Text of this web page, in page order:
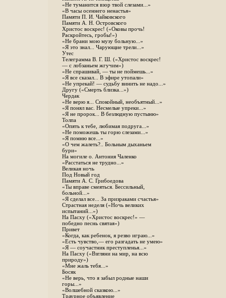
«Не туманится взор твой слезами...»
«В часы осеннего ненастья»
Памяти П. И. Чайковского
Памяти А. Н. Островского
Христос воскрес! («Оковы прочь!
Раскройтесь, гробы!»)
«Не брани мою музу больную...»
«Я это знал... Чарующие трели...»
Утес
Телеграмма В. Г. Ш. («Христос воскрес!
— с лобзаньем жгучим»)
«Не спрашивай, — ты не поймешь...»
«Я все сказал... В эфире утопали»
«Не упрекай! — судьбу винить не надо...»
Другу («Смерть близка...»)
Чердак
«Не верю я... Спокойный, необъятный...»
«Я понял вас. Несмелые упреки...»
«Я не пророк... В безлюдную пустыню»
Толпа
«Опять к тебе, любимая подруга...»
«Не поможешь ты горю слезами...»
«Я помню все...»
«О чем жалеть?.. Больным дыханьем
бури»
На могиле о. Антония Чаленко
«Расстаться не трудно...»
Великая ночь
Под Новый год
Памяти А. С. Грибоедова
«Ты вправе смеяться. Бессильный,
больной...»
«Я сделал все... За призраками счастья»
Страстная неделя («Ночь великих
испытаний...»)
На Пасху («Христос воскрес!» —
победно песнь святая»)
Привет
«Когда, как ребенок, я резво играю...»
«Есть чувство,— его разгадать не умею»
«Я — соучастник преступленья...»
На Пасху («Взгляни на мир, на всю
природу»)
«Мне жаль тебя...»
Босяк
«Не верь, что я забыл родные наши
горы...»
«Волшебной сказкою...»
Траурное объявление